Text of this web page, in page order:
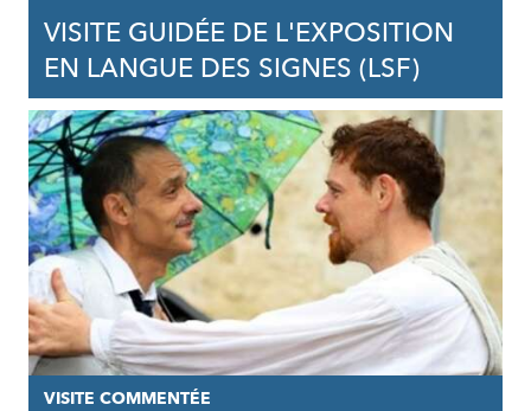
VISITE GUIDÉE DE L'EXPOSITION
EN LANGUE DES SIGNES (LSF)
VISITE COMMENTÉE